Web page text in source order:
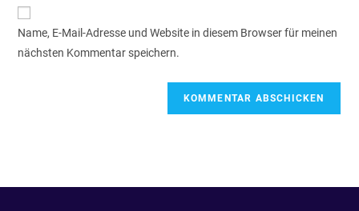
Name, E-Mail-Adresse und Website in diesem Browser für meinen
nächsten Kommentar speichern.